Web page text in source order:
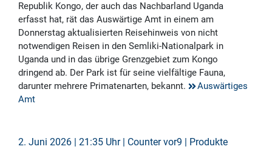
Republik Kongo, der auch das Nachbarland Uganda
erfasst hat, rät das Auswärtige Amt in einem am
Donnerstag aktualisierten Reisehinweis von nicht
notwendigen Reisen in den Semliki-Nationalpark in
Uganda und in das übrige Grenzgebiet zum Kongo
dringend ab. Der Park ist für seine vielfältige Fauna,
darunter mehrere Primatenarten, bekannt.
Auswärtiges
Amt
2. Juni 2026 | 21:35 Uhr | Counter vor9 | Produkte